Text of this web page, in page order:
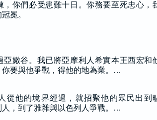
，你們必受患難十日。你務要至死忠心，
冕。
亞嫩谷。我已將亞摩利人希實本王西宏和
你要與他爭戰，得他的地為業。…
從他的境界經過，就招聚他的眾民出到
人，到了雅雜與以色列人爭戰。…